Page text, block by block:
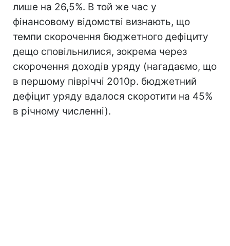
лише на 26,5%. В той же час у
фінансовому відомстві визнають, що
темпи скорочення бюджетного дефіциту
дещо сповільнилися, зокрема через
скорочення доходів уряду (нагадаємо, що
в першому півріччі 2010р. бюджетний
дефіцит уряду вдалося скоротити на 45%
в річному численні).